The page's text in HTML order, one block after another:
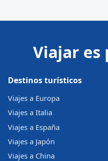
Viajar es
Destinos turísticos
Viajes a Europa
Viajes a Italia
Viajes a España
Viajes a Japón
Viajes a China